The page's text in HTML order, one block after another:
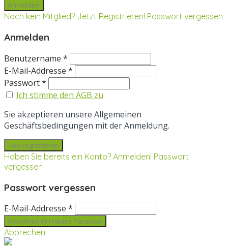
Noch kein Mitglied? Jetzt Registrieren! Passwort vergessen
Anmelden
Benutzername *
E-Mail-Addresse *
Passwort *
Ich stimme den AGB zu
Sie akzeptieren unsere Allgemeinen
Geschäftsbedingungen mit der Anmeldung.
Haben Sie bereits ein Konto? Anmelden! Passwort
vergessen
Passwort vergessen
E-Mail-Addresse *
Abbrechen